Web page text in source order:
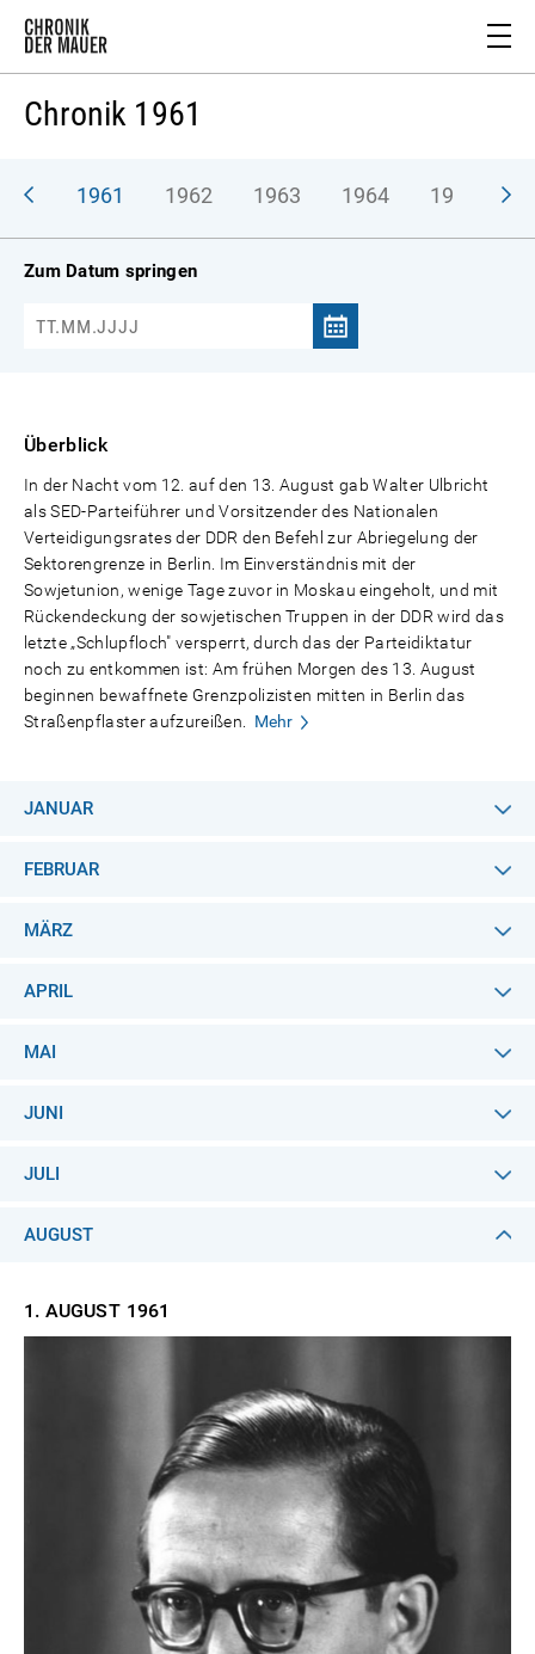
Chronik 1961
1961 1962 1963 1964 1965
Zum Datum springen
Überblick
In der Nacht vom 12. auf den 13. August gab Walter Ulbricht
als SED-Parteiführer und Vorsitzender des Nationalen
Verteidigungsrates der DDR den Befehl zur Abriegelung der
Sektorengrenze in Berlin. Im Einverständnis mit der
Sowjetunion, wenige Tage zuvor in Moskau eingeholt, und mit
Rückendeckung der sowjetischen Truppen in der DDR wird das
letzte „Schlupfloch" versperrt, durch das der Parteidiktatur
noch zu entkommen ist: Am frühen Morgen des 13. August
beginnen bewaffnete Grenzpolizisten mitten in Berlin das
Straßenpflaster aufzureißen.
Mehr
JANUAR
FEBRUAR
MÄRZ
APRIL
MAI
JUNI
JULI
AUGUST
1. AUGUST 1961